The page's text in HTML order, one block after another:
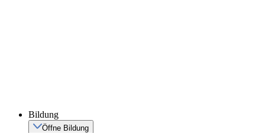
Bildung
Öffne Bildung